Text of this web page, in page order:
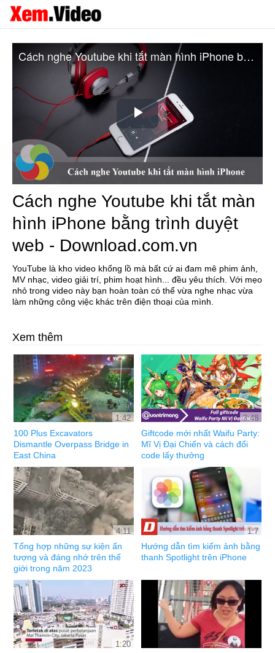
Play
Video
Cách nghe Youtube khi tắt màn hình iPhone bằng trình duyệt web - Download.com.vn
Cách nghe Youtube khi tắt màn
hình iPhone bằng trình duyệt
web - Download.com.vn
YouTube là kho video khổng lồ mà bất cứ ai đam mê phim ảnh,
MV nhạc, video giải trí, phim hoạt hình... đều yêu thích. Với mẹo
nhỏ trong video này bạn hoàn toàn có thể vừa nghe nhạc vừa
làm những công việc khác trên điện thoại của mình.
Xem thêm
1:42
100 Plus Excavators
Dismantle Overpass Bridge in
East China
3:48
Giftcode mới nhất Waifu Party:
Mĩ Vị Đại Chiến và cách đổi
code lấy thưởng
4:11
Tổng hợp những sự kiện ấn
tượng và đáng nhớ trên thế
giới trong năm 2023
1:7
Hướng dẫn tìm kiếm ảnh bằng
thanh Spotlight trên iPhone
1:20